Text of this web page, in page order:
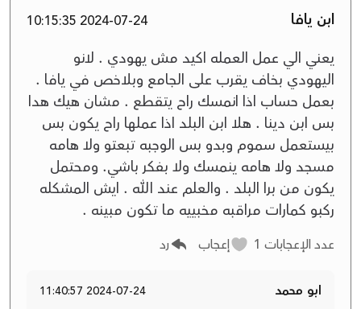
ابن يافا 2024-07-24 10:15:35
يعني الي عمل العمله اكيد مش يهودي . لانو
اليهودي بخاف يقرب على الجامع وبلاخص في يافا .
بعمل حساب اذا انمسك راح يتقطع . مشان هيك هدا
بس ابن دينا . هلا ابن البلد اذا عملها راح يكون بس
بيستعمل سموم وبدو بس الوجبه تبعتو ولا هامه
مسجد ولا هامه ينمسك ولا بفكر باشي. ومحتمل
يكون من برا البلد . والعلم عند الله . ايش المشكله
ركبو كمارات مراقبه مخبييه ما تكون مبينه .
عدد الإعجابات إعجاب رد
ابو محمد 2024-07-24 11:40:57